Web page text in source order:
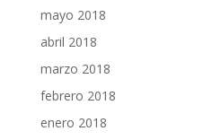
mayo 2018
abril 2018
marzo 2018
febrero 2018
enero 2018